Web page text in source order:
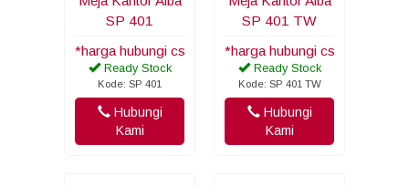
SP 401
*harga hubungi cs
Ready Stock
Kode: SP 401
Hubungi
Kami
SP 401 TW
*harga hubungi cs
Ready Stock
Kode: SP 401 TW
Hubungi
Kami